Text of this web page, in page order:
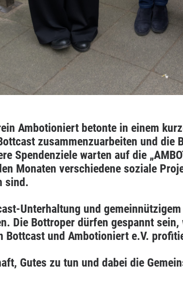
Ambotioniert betonte in einem
zusammenzuarbeiten und
Spendenziele warten auf die
Monaten verschiedene soziale
sind.
Unterhaltung und
Die Bottroper dürfen gespannt
Bottcast und Ambotioniert e.V.
Gutes zu tun und dabei die